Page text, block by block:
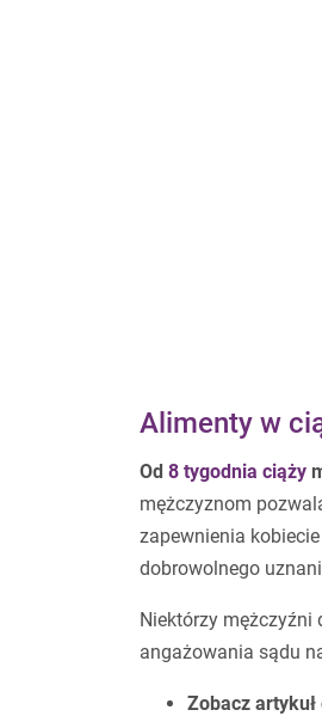
Alimenty w
Od 8 tygodnia ciąży
mężczyznom
zapewnienia
dobrowolnego
Niektórzy mężczyźni
angażowania sądu
Zobacz